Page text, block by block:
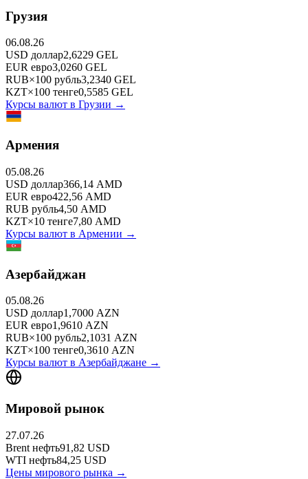
Грузия
06.08.26
USD доллар2,6229 GEL
EUR евро3,0260 GEL
RUB×100 рубль3,2340 GEL
KZT×100 тенге0,5585 GEL
Курсы валют в Грузии →
Армения
05.08.26
USD доллар366,14 AMD
EUR евро422,56 AMD
RUB рубль4,50 AMD
KZT×10 тенге7,80 AMD
Курсы валют в Армении →
Азербайджан
05.08.26
USD доллар1,7000 AZN
EUR евро1,9610 AZN
RUB×100 рубль2,1031 AZN
KZT×100 тенге0,3610 AZN
Курсы валют в Азербайджане →
Мировой рынок
27.07.26
Brent нефть91,82 USD
WTI нефть84,25 USD
Цены мирового рынка →